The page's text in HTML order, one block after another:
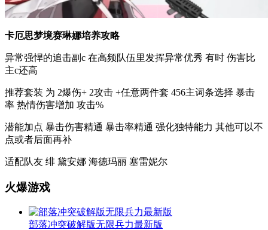
卡厄思梦境赛琳娜培养攻略
异常强悍的追击副c 在高频队伍里发挥异常优秀 有时 伤害比
主c还高
推荐套装 为 2爆伤+ 2攻击 +任意两件套 456主词条选择 暴击
率 热情伤害增加 攻击%
潜能加点 暴击伤害精通 暴击率精通 强化独特能力 其他可以不
点或者后面再补
适配队友 绯 黛安娜 海德玛丽 塞雷妮尔
火爆游戏
部落冲突破解版无限兵力最新版